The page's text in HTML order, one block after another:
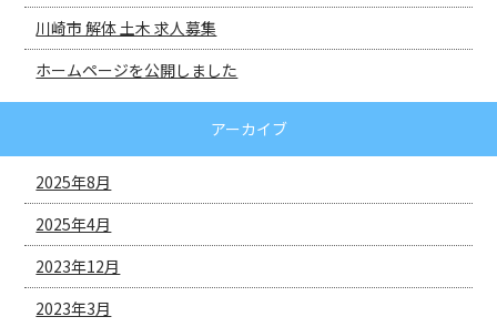
川崎市 解体 土木 求人募集
ホームページを公開しました
アーカイブ
2025年8月
2025年4月
2023年12月
2023年3月